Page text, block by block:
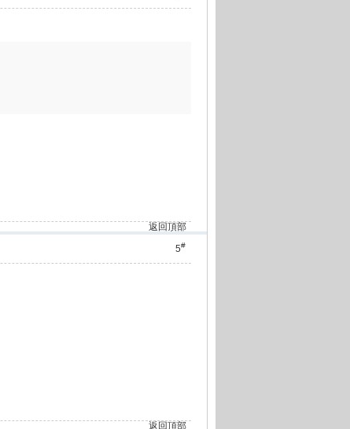
返回頂部
5#
返回頂部